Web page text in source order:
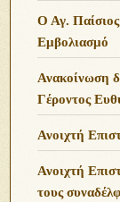
Ο Αγ.
Εμβολιασμό
Ανακοίνωση
Γέροντος
Ανοιχτή
Ανοιχτή
τους